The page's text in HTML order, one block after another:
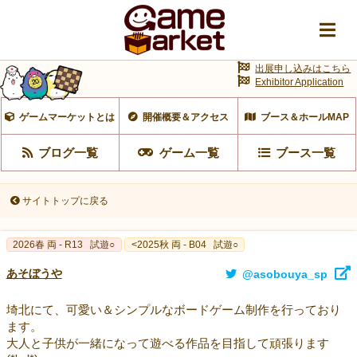
ゲームマーケットとは 開催概要＆アクセス ブース＆ホールMAP
ブログ一覧 ゲーム一覧 ブース一覧
出展申し込みはこちら
Exhibitor Application
サイトトップに戻る
2026春 両 - R13 試遊○ <2025秋 両 - B04 試遊○
あそぼうや @asobouya_sp
埼北にて、可愛い＆シンプルなボードゲーム制作を行っており
ます。
大人と子供が一緒になって遊べる作品を目指して頑張ります